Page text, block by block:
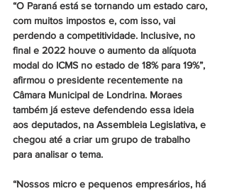
“O Paraná está se tornando um estado caro,
com muitos impostos e, com isso, vai
perdendo a competitividade. Inclusive, no
final e 2022 houve o aumento da alíquota
modal do ICMS no estado de 18% para 19%”,
afirmou o presidente recentemente na
Câmara Municipal de Londrina. Moraes
também já esteve defendendo essa ideia
aos deputados, na Assembleia Legislativa, e
chegou até a criar um grupo de trabalho
para analisar o tema.
“Nossos micro e pequenos empresários, há